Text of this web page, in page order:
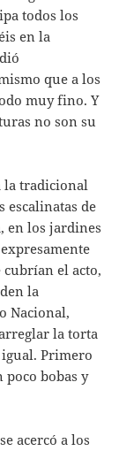
todos los
en la
que a los
muy fino. Y
no son su
la tradicional
escalinatas de
en los jardines
el acto,
la
Nacional,
la torta
igual. Primero
poco bobas y
acercó a los